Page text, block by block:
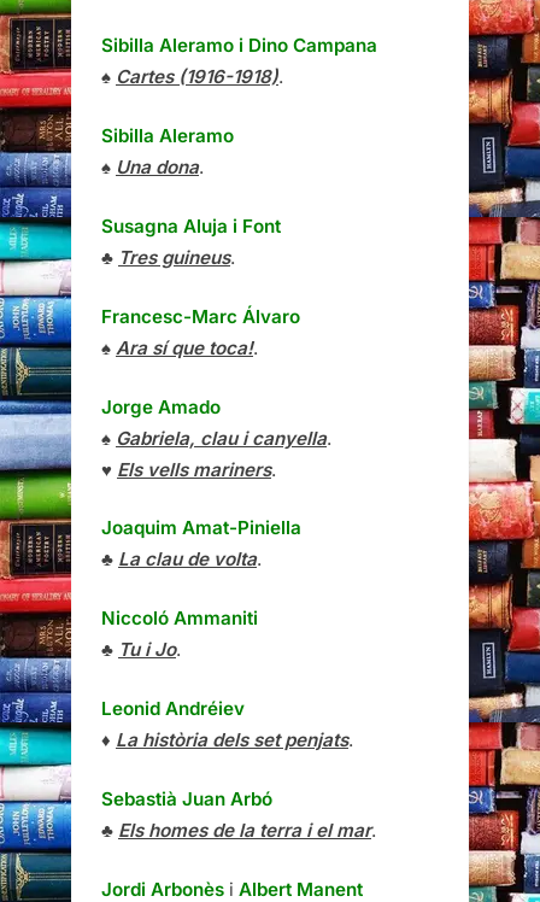
Sibilla Aleramo i Dino Campana
♠ Cartes (1916-1918).
Sibilla Aleramo
♠ Una dona.
Susagna Aluja i Font
♣ Tres guineus.
Francesc-Marc Álvaro
♠ Ara sí que toca!.
Jorge Amado
♠ Gabriela, clau i canyella.
♥ Els vells mariners.
Joaquim Amat-Piniella
♣ La clau de volta.
Niccoló Ammaniti
♣ Tu i Jo.
Leonid Andréiev
♦ La història dels set penjats.
Sebastià Juan Arbó
♣ Els homes de la terra i el mar.
Jordi Arbonès i Albert Manent